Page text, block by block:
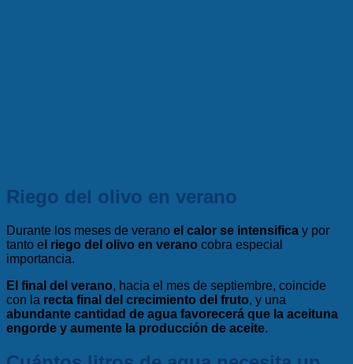
Riego del olivo en verano
Durante los meses de verano el calor se intensifica y por
tanto e l riego del olivo en verano cobra especial
importancia.
El final del verano, hacia el mes de septiembre, coincide
con la recta final del crecimiento del fruto, y una
abundante cantidad de agua favorecerá que la aceituna
engorde y aumente la producción de aceite.